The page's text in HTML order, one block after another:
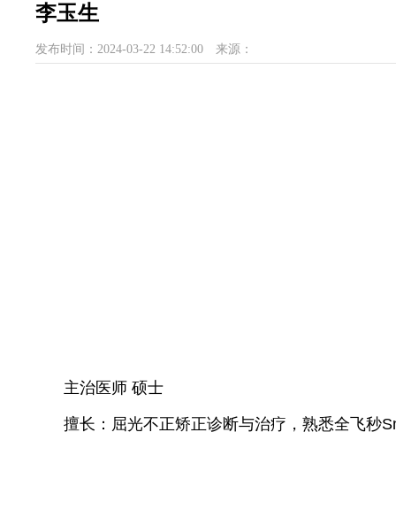
李玉生
发布时间：2024-03-22 14:52:00 来源：
主治医师 硕士
擅长：屈光不正矫正诊断与治疗，熟悉全飞秒